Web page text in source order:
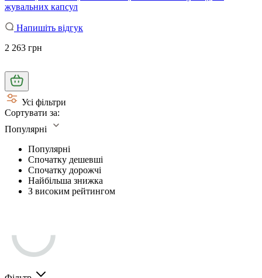
жувальних капсул
Напишіть відгук
2 263 грн
Усі фільтри
Сортувати за:
Популярні
Популярні
Спочатку дешевші
Спочатку дорожчі
Найбільша знижка
З високим рейтингом